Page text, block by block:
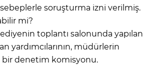
soruşturma izni verilmiş.
mi?
toplantı salonunda yapılan
yardımcılarının, müdürlerin
bir denetim komisyonu.